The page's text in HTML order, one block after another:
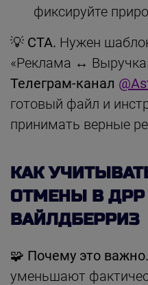
фиксируйте
💡 CTA. Нужен
«Реклама ↔
Телеграм-канал
готовый файл и
принимать верные
КАК
ОТМЕНЫ В ДРР
ВАЙЛДБЕРРИЗ
🧩 Почему это важно.
уменьшают